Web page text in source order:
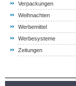
Verpackungen
Weihnachten
Werbemittel
Werbesysteme
Zeitungen